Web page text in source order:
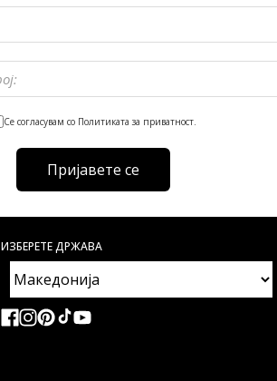
Се согласувам со Политиката за приватност.
Пријавете се
ИЗБЕРЕТЕ ДРЖАВА